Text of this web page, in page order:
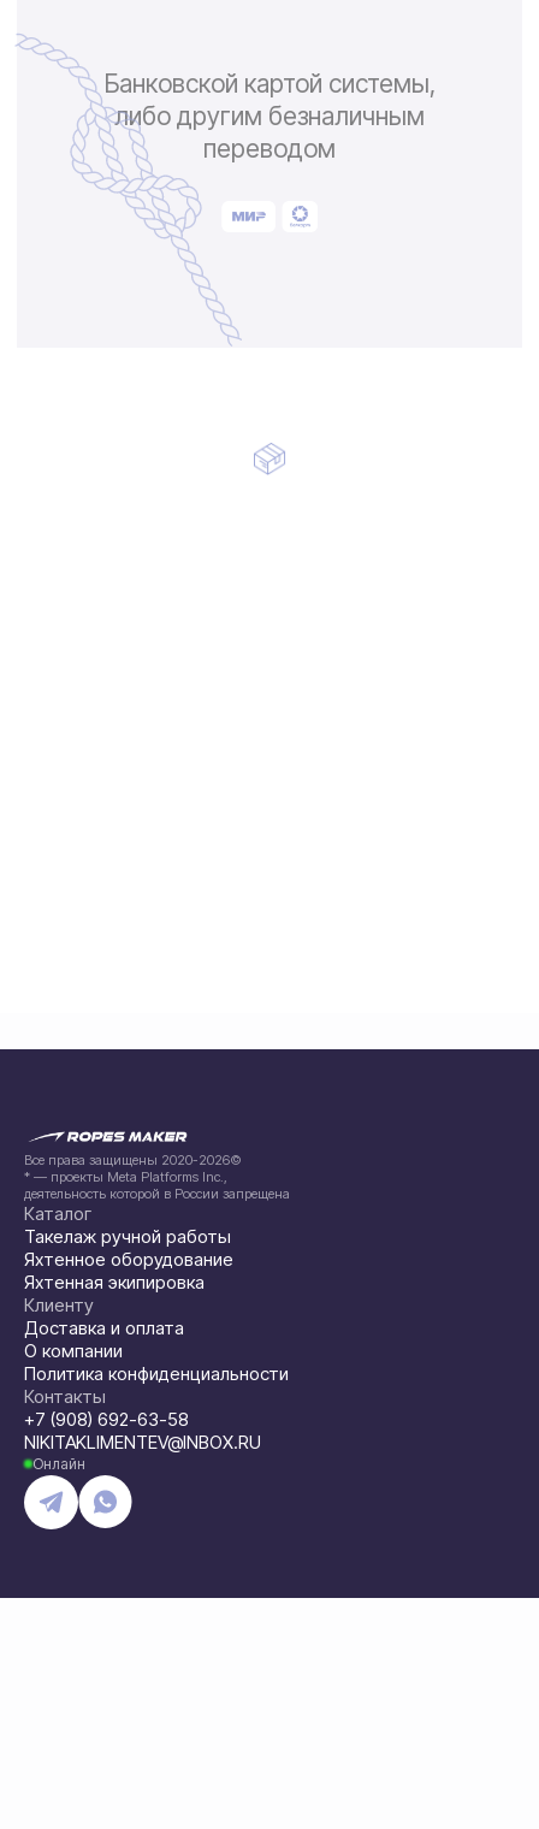
Все права защищены 2020-2026©
* — проекты Meta Platforms Inc.,
деятельность которой в России запрещена
Каталог
Такелаж ручной работы
Яхтенное оборудование
Яхтенная экипировка
Клиенту
Доставка и оплата
О компании
Политика конфиденциальности
Контакты
+7 (908) 692-63-58
NIKITAKLIMENTEV@INBOX.RU
Онлайн